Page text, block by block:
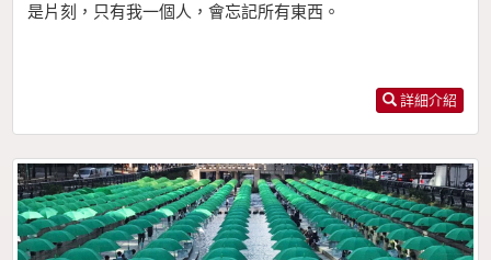
是片刻，只有我一個人，會忘記所有東西。
詳細介紹